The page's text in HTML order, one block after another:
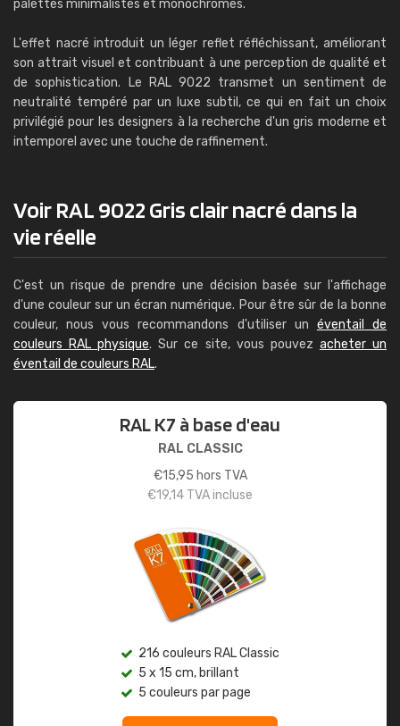
palettes minimalistes et monochromes.
L'effet nacré introduit un léger reflet réfléchissant, améliorant
son attrait visuel et contribuant à une perception de qualité et
de sophistication. Le RAL 9022 transmet un sentiment de
neutralité tempéré par un luxe subtil, ce qui en fait un choix
privilégié pour les designers à la recherche d'un gris moderne et
intemporel avec une touche de raffinement.
Voir RAL 9022 Gris clair nacré dans la
vie réelle
C'est un risque de prendre une décision basée sur l'affichage
d'une couleur sur un écran numérique. Pour être sûr de la bonne
couleur, nous vous recommandons d'utiliser un éventail de
couleurs RAL physique. Sur ce site, vous pouvez acheter un
éventail de couleurs RAL.
RAL K7 à base d'eau
RAL CLASSIC
€15,95 hors TVA
€19,14 TVA incluse
216 couleurs RAL Classic
5 x 15 cm, brillant
5 couleurs par page